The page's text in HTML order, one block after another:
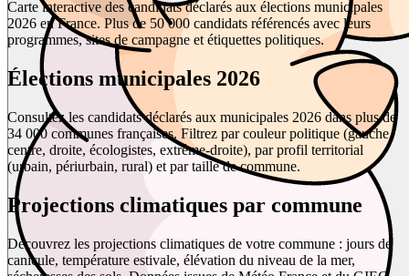
Carte interactive des candidats déclarés aux élections municipales
2026 en France. Plus de 50 000 candidats référencés avec leurs
programmes, sites de campagne et étiquettes politiques.
Élections municipales 2026
Consultez les candidats déclarés aux municipales 2026 dans plus de
34 000 communes françaises. Filtrez par couleur politique (gauche,
centre, droite, écologistes, extrême-droite), par profil territorial
(urbain, périurbain, rural) et par taille de commune.
Projections climatiques par commune
Découvrez les projections climatiques de votre commune : jours de
canicule, température estivale, élévation du niveau de la mer,